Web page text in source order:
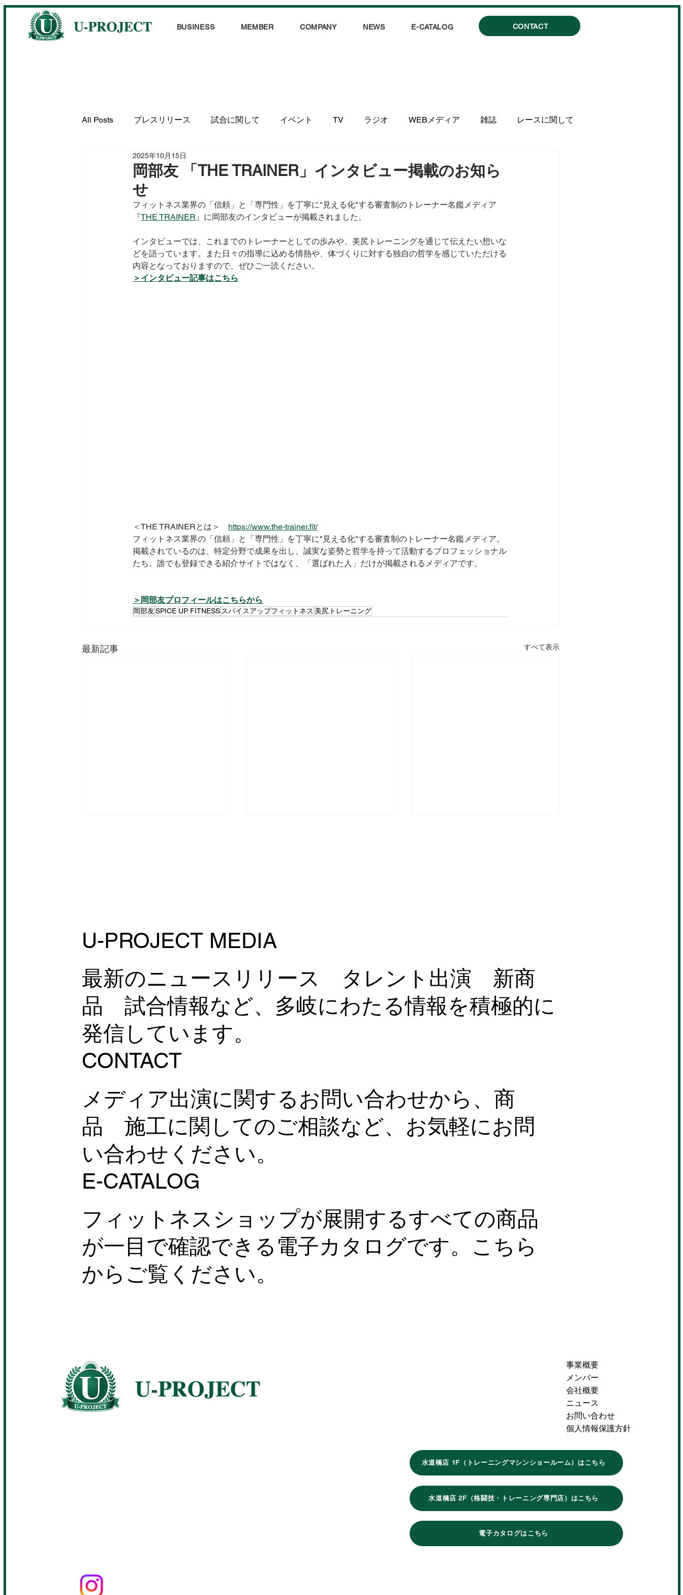
BUSINESS MEMBER COMPANY NEWS E-CATALOG CONTACT
All Posts プレスリリース 試合に関して イベント TV ラジオ WEBメディア 雑誌 レースに関して
出演情報 掲載情報
岡部友 「THE TRAINER」インタビュー掲載のお知ら
せ
2025年10月15日
フィットネス業界の「信頼」と「専門性」を丁寧に"見える化"する審査制のトレーナー名鑑メディア
『THE TRAINER』に岡部友のインタビューが掲載されました。
インタビューでは、これまでのトレーナーとしての歩みや、美尻トレーニングを通じて伝えたい想いな
どを語っています。また日々の指導に込める情熱や、体づくりに対する独自の哲学を感じていただける
内容となっておりますので、ぜひご一読ください。
＞インタビュー記事はこちら
＜THE TRAINERとは＞ https://www.the-trainer.fit/
フィットネス業界の「信頼」と「専門性」を丁寧に"見える化"する審査制のトレーナー名鑑メディア。
掲載されているのは、特定分野で成果を出し、誠実な姿勢と哲学を持って活動するプロフェッショナル
たち。誰でも登録できる紹介サイトではなく、「選ばれた人」だけが掲載されるメディアです。
＞岡部友プロフィールはこちらから
岡部友SPICE UP FITNESS スパイスアップフィットネス 美尻トレーニング
最新記事 すべて表示
SPICE UP FITNESS HANOI
店オープン記念として
ッスン開催決定！
シェイプ) Vol.30に登場！
U-PROJECT MEDIA
最新のニュースリリース タレント出演 新商
品 試合情報など、多岐にわたる情報を積極的に
発信しています。
CONTACT
メディア出演に関するお問い合わせから、商
品 施工に関してのご相談など、お気軽にお問
い合わせください。
E-CATALOG
フィットネスショップが展開するすべての商品
が一目で確認できる電子カタログです。こちら
からご覧ください。
水道橋店 1F（トレーニングマシンショールーム）はこちら
水道橋店 2F（格闘技・トレーニング専門店）はこちら
電子カタログはこちら
事業概要
メンバー
会社概要
ニュース
お問い合わせ
個人情報保護方針